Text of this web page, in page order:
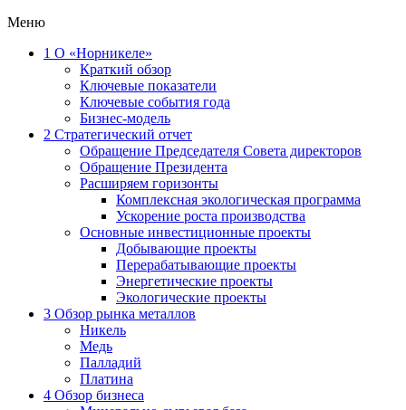
Меню
1 О «Норникеле»
Краткий обзор
Ключевые показатели
Ключевые события года
Бизнес-модель
2 Стратегический отчет
Обращение Председателя Совета директоров
Обращение Президента
Расширяем горизонты
Комплексная экологическая программа
Ускорение роста производства
Основные инвестиционные проекты
Добывающие проекты
Перерабатывающие проекты
Энергетические проекты
Экологические проекты
3 Обзор рынка металлов
Никель
Медь
Палладий
Платина
4 Обзор бизнеса